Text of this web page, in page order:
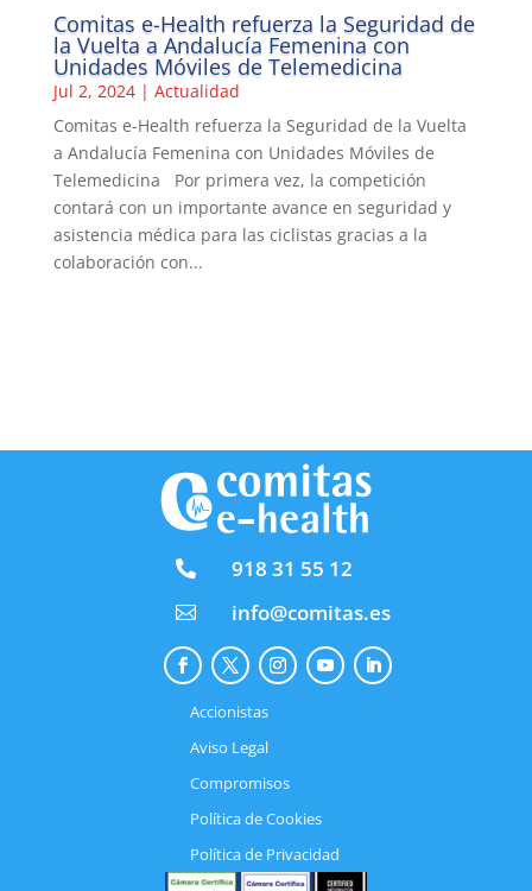
Comitas e-Health refuerza la Seguridad de
la Vuelta a Andalucía Femenina con
Unidades Móviles de Telemedicina
Jul 2, 2024| Actualidad
Comitas e-Health refuerza la Seguridad de la Vuelta
a Andalucía Femenina con Unidades Móviles de
Telemedicina Por primera vez, la competición
contará con un importante avance en seguridad y
asistencia médica para las ciclistas gracias a la
colaboración con...
 918 31 55 12
 info@comitas.es
Accionistas
Aviso Legal
Compromisos
Política de Cookies
Política de Privacidad